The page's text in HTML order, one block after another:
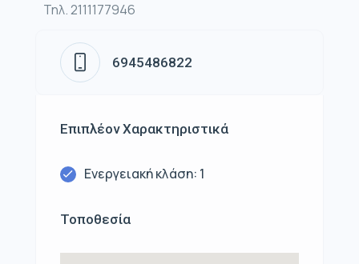
Τηλ. 2111177946
6945486822
Επιπλέον Χαρακτηριστικά
Ενεργειακή κλάση: 1
Τοποθεσία